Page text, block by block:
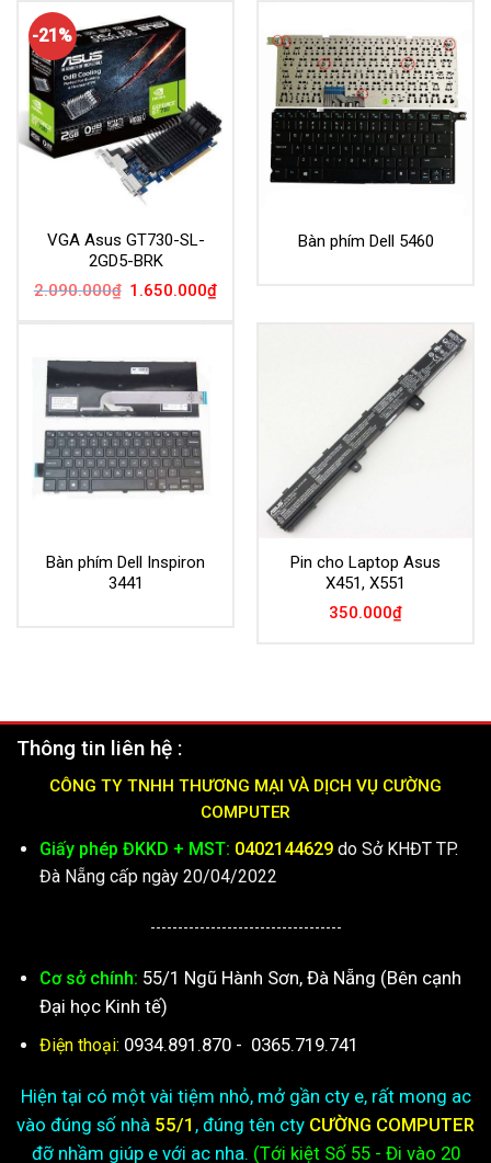
-21%
VGA Asus GT730-SL-
2GD5-BRK
2.090.000₫ Giá
1.650.000₫Giá
Bàn phím Dell 5460
Bàn phím Dell Inspiron
3441
Pin cho Laptop Asus
X451, X551
350.000₫
Thông tin liên hệ :
CÔNG TY TNHH THƯƠNG MẠI VÀ DỊCH VỤ CƯỜNG
COMPUTER
Giấy phép ĐKKD + MST: 0402144629do Sở KHĐT TP.
Đà Nẵng cấp ngày 20/04/2022
-----------------------------------
Cơ sở chính: 55/1 Ngũ Hành Sơn, Đà Nẵng (Bên cạnh
Đại học Kinh tế)
Điện thoại: 0934.891.870 - 0365.719.741
Hiện tại có một vài tiệm nhỏ, mở gần cty e, rất mong ac
vào đúng số nhà 55/1 , đúng tên cty CƯỜNG COMPUTER
đỡ nhầm giúp e với ac nha. (Tới kiệtSố 55 - Đi vào 20